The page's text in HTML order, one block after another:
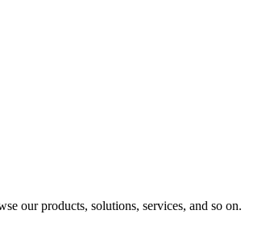
our products, solutions, services, and so on.